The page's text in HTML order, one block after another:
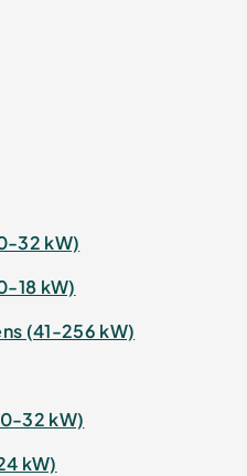
32 kW)
18 kW)
(41-256 kW)
32 kW)
kW)